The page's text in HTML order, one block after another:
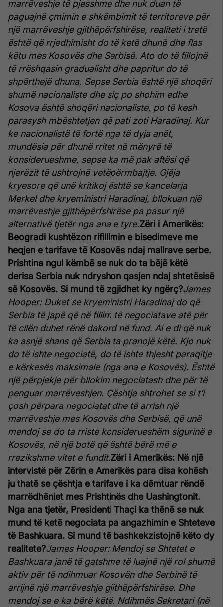
marrëveshje të pjesshme dhe nuk duan të
paguajnë çmimin e shkëmbimit të territoreve për
një marrëveshje gjithëpërfshirëse, realiteti i tretë
është që rrjedhimisht do të ketë dhunë dhe flas
këtu mes Kosovës dhe Serbisë. Ato do të fillojnë
të rrëshqasin gradualisht dhe papritur do të
shpërthejë dhuna. Sepse Serbia është një shoqëri
shumë nacionaliste dhe siç po shohim edhe
Kosova është shoqëri nacionaliste, po të kesh
parasysh mbështetjen që pati zoti Haradinaj. Kur
ke nacionalistë të fortë nga të dyja anët,
mundësia për dhunë rritet në mënyrë të
konsiderueshme, sepse ka më pak aftësi që
njerëzit të ushtrojnë vetëpërmbajtje. Gjëja
kryesore që unë kritikoj është se kancelarja
Merkel dhe kryeministri Haradinaj, bllokuan një
marrëveshje gjithëpërfshirëse pa pasur një
alternativë tjetër nga ana e tyre.Zëri i Amerikës:
Beogradi kushtëzon rifillimin e bisedimeve me
heqjen e tarifave të Kosovës ndaj mallrave serbe.
Prishtina ngul këmbë se nuk do ta bëjë këtë
derisa Serbia nuk ndryshon qasjen ndaj shtetësisë
së Kosovës. Si mund të zgjidhet ky ngërç?James
Hooper: Duket se kryeministri Haradinaj do që
Serbia të japë që në fillim të negociatave atë për
të cilën duhet rënë dakord në fund. Ai e di që nuk
ka asnjë shans që Serbia ta pranojë këtë. Kjo nuk
do të ishte negociatë, do të ishte thjesht paraqitje
e kërkesës maksimale (nga ana e Kosovës). Është
një përpjekje për bllokim negociatash dhe për të
penguar marrëveshjen. Çështja shtrohet se si t’i
çosh përpara negociatat dhe të arrish një
marrëveshje mes Kosovës dhe Serbisë, që unë
mendoj se do ta rriste konsiderueshëm sigurinë e
Kosovës, në një botë që është bërë më e
rrezikshme vitet e fundit.Zëri i Amerikës: Në një
intervistë për Zërin e Amerikës para disa kohësh
ju thatë se çështja e tarifave i ka dëmtuar rëndë
marrëdhëniet mes Prishtinës dhe Uashingtonit.
Nga ana tjetër, Presidenti Thaçi ka thënë se nuk
mund të ketë negociata pa angazhimin e Shteteve
të Bashkuara. Si mund të bashkekzistojnë këto dy
realitete?James Hooper: Mendoj se Shtetet e
Bashkuara janë të gatshme të luajnë një rol shumë
aktiv për të ndihmuar Kosovën dhe Serbinë të
arrijnë një marrëveshje gjithëpërfshirëse. Dhe
mendoj se e ka bërë këtë. Ndihmës Sekretari (në